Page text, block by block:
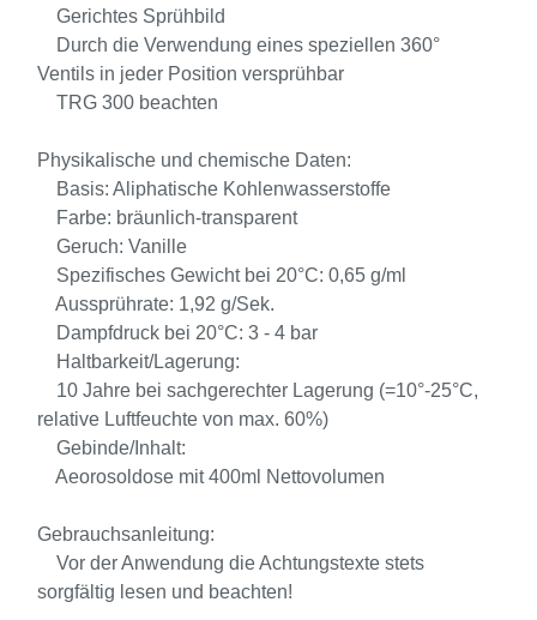
Gerichtes Sprühbild
Durch die Verwendung eines speziellen 360°
Ventils in jeder Position versprühbar
TRG 300 beachten
Physikalische und chemische Daten:
Basis: Aliphatische Kohlenwasserstoffe
Farbe: bräunlich-transparent
Geruch: Vanille
Spezifisches Gewicht bei 20°C: 0,65 g/ml
Aussprührate: 1,92 g/Sek.
Dampfdruck bei 20°C: 3 - 4 bar
Haltbarkeit/Lagerung:
10 Jahre bei sachgerechter Lagerung (=10°-25°C,
relative Luftfeuchte von max. 60%)
Gebinde/Inhalt:
Aeorosoldose mit 400ml Nettovolumen
Gebrauchsanleitung:
Vor der Anwendung die Achtungstexte stets
sorgfältig lesen und beachten!